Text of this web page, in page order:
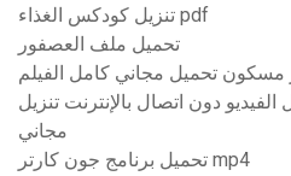
تنزيل كودكس الغذاء pdf
تحميل ملف العصفور
تحميل مجاني كامل الفيلم
دون اتصال بالإنترنت تنزيل
مجاني
تحميل برنامج جون كارتر mp4